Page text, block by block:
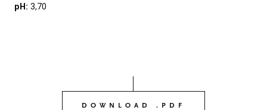
pH: 3,70
DOWNLOAD .PDF